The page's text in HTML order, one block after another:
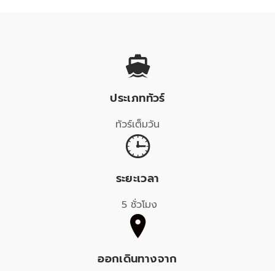
ประเภททัวร์
ทัวร์เต็มวัน
ระยะเวลา
5 ชั่วโมง
ออกเดินทางจาก